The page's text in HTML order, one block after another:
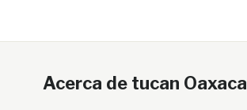
Acerca de tucan Oaxaca